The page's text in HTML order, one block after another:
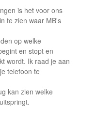
is het voor ons
te zien waar MB's
op welke
en stopt en
wordt. Ik raad je aan
telefoon te
kan zien welke